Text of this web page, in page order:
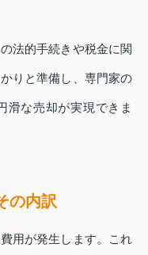
法的手続きや税金に関
りと準備し、専門家の
滑な売却が実現できま
の内訳
用が発生します。これ